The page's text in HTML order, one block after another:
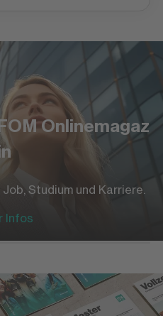
Onlinemagaz
Studium und Karriere.
Infos